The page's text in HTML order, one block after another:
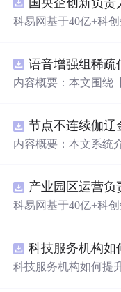
科易网基于40亿+科
新领域的AI+数智化
智能化发展。
内容概要：本文围绕
文章系统阐述了组稀
则项以更精确地逼近
实现，涵盖语音信号
关键环节，并配套提
进一步验证与拓展。
复任务。; 适合人群：具备一定信号与系统、数字信号处理
理论基础，熟悉稀疏
程能力的研究生、科
内容概要：本文系统
种高精度、高分辨率
主导的偏微分方程求
理、时间推进格式（
件的实施策略。通过
方程等）的仿真分析
科易网基于40亿+科
新领域的AI+数智化
智能化发展。
科技服务机构如何提